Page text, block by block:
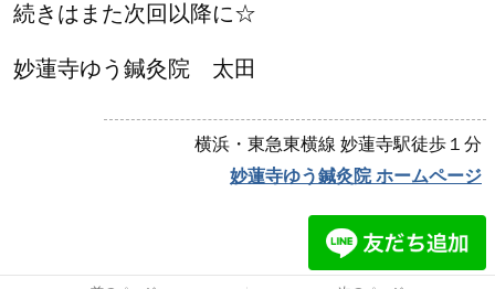
続きはまた次回以降に☆
妙蓮寺ゆう鍼灸院 太田
横浜・東急東横線 妙蓮寺駅徒歩１分
妙蓮寺ゆう鍼灸院 ホームページ